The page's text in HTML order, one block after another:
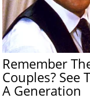
Remember
Couples? See
A Generation